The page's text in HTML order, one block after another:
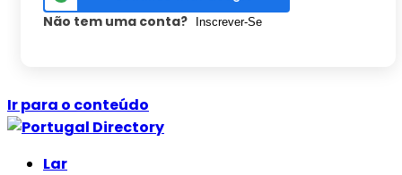
Não tem uma conta? Inscrever-Se
Ir para o conteúdo
Lar